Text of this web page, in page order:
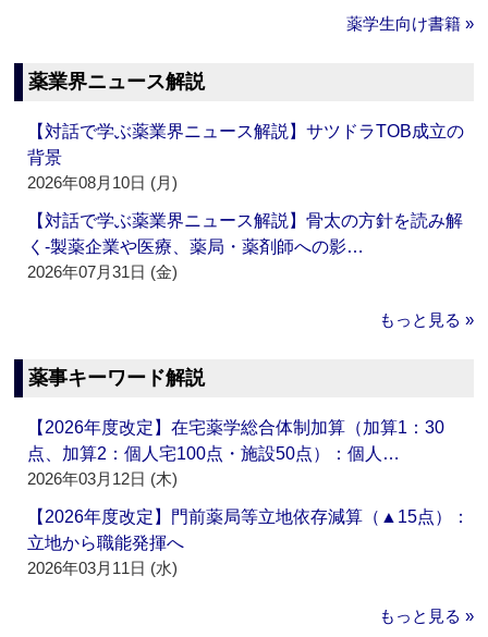
薬学生向け書籍 »
薬業界ニュース解説
【対話で学ぶ薬業界ニュース解説】サツドラTOB成立の
背景
2026年08月10日 (月)
【対話で学ぶ薬業界ニュース解説】骨太の方針を読み解
く‐製薬企業や医療、薬局・薬剤師への影…
2026年07月31日 (金)
もっと見る »
薬事キーワード解説
【2026年度改定】在宅薬学総合体制加算（加算1：30
点、加算2：個人宅100点・施設50点）：個人…
2026年03月12日 (木)
【2026年度改定】門前薬局等立地依存減算（▲15点）：
立地から職能発揮へ
2026年03月11日 (水)
もっと見る »